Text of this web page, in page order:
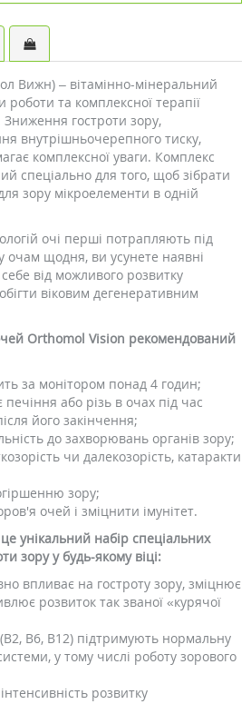
Вижн) – вітамінно-мінеральний
роботи та комплексної терапії
Зниження гостроти зору,
внутрішньочерепного тиску,
комплексної уваги. Комплекс
спеціально для того, щоб зібрати
зору мікроелементи в одній
очі перші потрапляють під
очам щодня, ви усунете наявні
від можливого розвитку
віковим дегенеративним
Orthomol Vision рекомендований
за монітором понад 4 годин;
печіння або різь в очах під час
його закінчення;
до захворювань органів зору;
чи далекозорість, катаракти
зору;
очей і зміцнити імунітет.
унікальний набір спеціальних
зору у будь-якому віці:
впливає на гостроту зору, зміцнює
розвиток так званої «курячої
В6, В12) підтримують нормальну
у тому числі роботу зорового
розвитку